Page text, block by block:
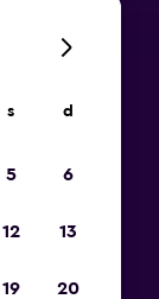
s d
5 6
12 13
19 20